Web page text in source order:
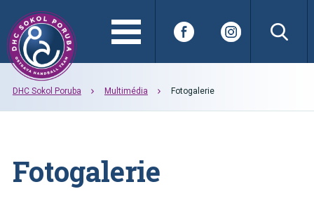
DHC Sokol Poruba Multimédia Fotogalerie
Fotogalerie